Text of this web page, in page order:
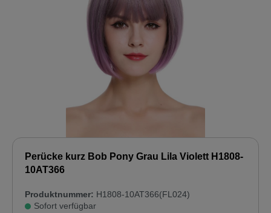
Perücke kurz Bob Pony Grau Lila Violett H1808-
10AT366
Produktnummer: H1808-10AT366(FL024)
Sofort verfügbar